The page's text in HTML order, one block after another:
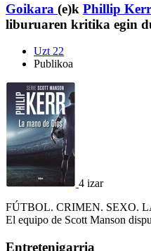
Goikara (e)k Phillip Kerr
liburuaren kritika egin
Uzt 22
Publikoa
4 izar
FÚTBOL. CRIMEN. SEXO.
El equipo de Scott Manson
Entretenigarria